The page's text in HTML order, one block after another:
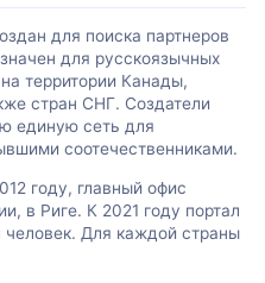
для поиска партнеров
для русскоязычных
территории Канады,
стран СНГ. Создатели
единую сеть для
соотечественниками.
году, главный офис
в Риге. К 2021 году портал
Для каждой страны